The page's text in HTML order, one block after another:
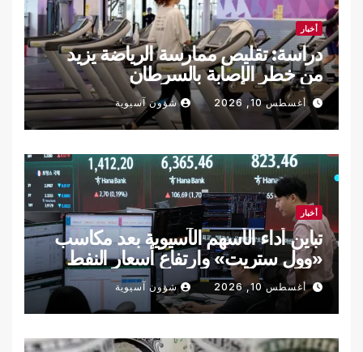
أخبار
دراسة: تقليص ممارسة الرياضة يزيد
من خطر الإصابة بالسرطان
أغسطس 10, 2026 شؤون آسيوية
أخبار
تباين أداء الأسهم الآسيوية بعد مكاسب
«وول ستريت» وارتفاع أسعار النفط
أغسطس 10, 2026 شؤون آسيوية